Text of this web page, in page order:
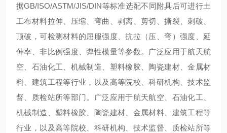
据GB/ISO/ASTM/JIS/DIN等标准选配不同附具后可进行土
工布材料拉伸、压缩、弯曲、剥离、剪切、撕裂、刺破、
顶破，可检测材料的屈服强度、抗拉（压、弯）强度、延
伸率、非比例强度、弹性模量等参数。广泛应用于航天航
空、石油化工、机械制造、塑料橡胶、陶瓷建材、金属材
料、建筑工程等行业，以及高等院校、科研机构、技术监
督、质检站所等部门。广泛应用于航天航空、石油化工、
机械制造、塑料橡胶、陶瓷建材、金属材料、建筑工程等
行业，以及高等院校、科研机构、技术监督、质检站所等